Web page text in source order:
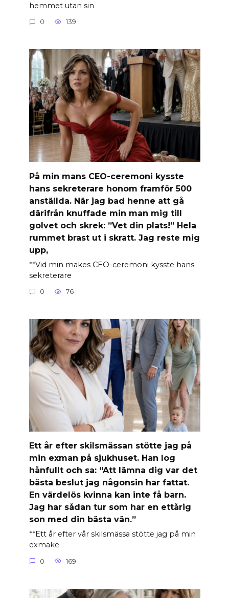
hemmet utan sin
0 139
På min mans CEO-ceremoni kysste
hans sekreterare honom framför 500
anställda. När jag bad henne att gå
därifrån knuffade min man mig till
golvet och skrek: ”Vet din plats!” Hela
rummet brast ut i skratt. Jag reste mig
upp,
**Vid min makes CEO-ceremoni kysste hans
sekreterare
0 76
Ett år efter skilsmässan stötte jag på
min exman på sjukhuset. Han log
hånfullt och sa: “Att lämna dig var det
bästa beslut jag någonsin har fattat.
En värdelös kvinna kan inte få barn.
Jag har sådan tur som har en ettårig
son med din bästa vän.”
**Ett år efter vår skilsmässa stötte jag på min
exmake
0 169